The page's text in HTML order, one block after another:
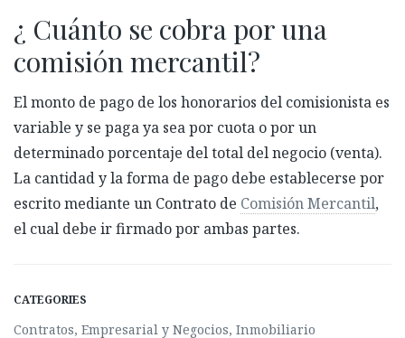
¿ Cuánto se cobra por una
comisión mercantil?
El monto de pago de los honorarios del comisionista es
variable y se paga ya sea por cuota o por un
determinado porcentaje del total del negocio (venta).
La cantidad y la forma de pago debe establecerse por
escrito mediante un Contrato de Comisión Mercantil,
el cual debe ir firmado por ambas partes.
CATEGORIES
Contratos, Empresarial y Negocios, Inmobiliario